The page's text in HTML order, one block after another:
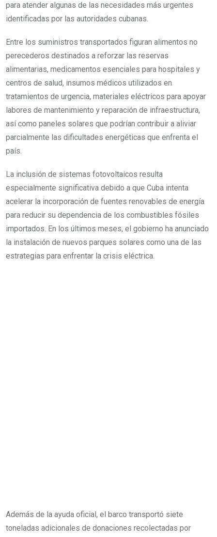
para atender algunas de las necesidades más urgentes
identificadas por las autoridades cubanas.
Entre los suministros transportados figuran alimentos no
perecederos destinados a reforzar las reservas
alimentarias, medicamentos esenciales para hospitales y
centros de salud, insumos médicos utilizados en
tratamientos de urgencia, materiales eléctricos para apoyar
labores de mantenimiento y reparación de infraestructura,
así como paneles solares que podrían contribuir a aliviar
parcialmente las dificultades energéticas que enfrenta el
país.
La inclusión de sistemas fotovoltaicos resulta
especialmente significativa debido a que Cuba intenta
acelerar la incorporación de fuentes renovables de energía
para reducir su dependencia de los combustibles fósiles
importados. En los últimos meses, el gobierno ha anunciado
la instalación de nuevos parques solares como una de las
estrategias para enfrentar la crisis eléctrica.
Además de la ayuda oficial, el barco transportó siete
toneladas adicionales de donaciones recolectadas por